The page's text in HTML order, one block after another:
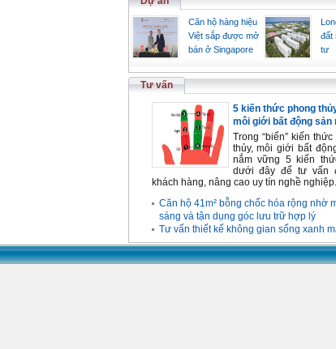
Căn hộ hàng hiệu
Việt sắp được mở
bán ở Singapore
đất
tư
Tư vấn
5 kiến thức phong
môi giới bất động sản
Trong “biển” kiến
thủy, môi giới bất
nắm vững 5 kiến
dưới đây để tư vấn
khách hàng, nâng cao uy tín nghề nghiệp.
Căn hộ 41m² bỗng chốc hóa rộng nhờ
sáng và tận dụng góc lưu trữ hợp lý
Tư vấn thiết kế không gian sống xanh